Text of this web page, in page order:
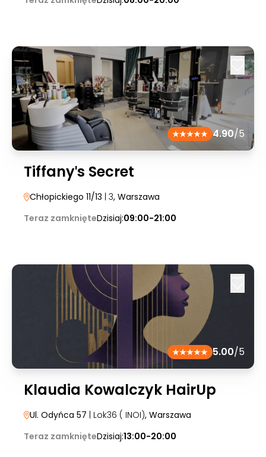
4.90/5
Tiffanyˈs Secret
Chłopickiego 11/13 | 3, Warszawa
Teraz zamknięteDzisiaj:09:00-21:00
5.00/5
Klaudia Kowalczyk HairUp
Ul. Odyńca 57 | Lok36 ( INOI), Warszawa
Teraz zamknięteDzisiaj:13:00-20:00